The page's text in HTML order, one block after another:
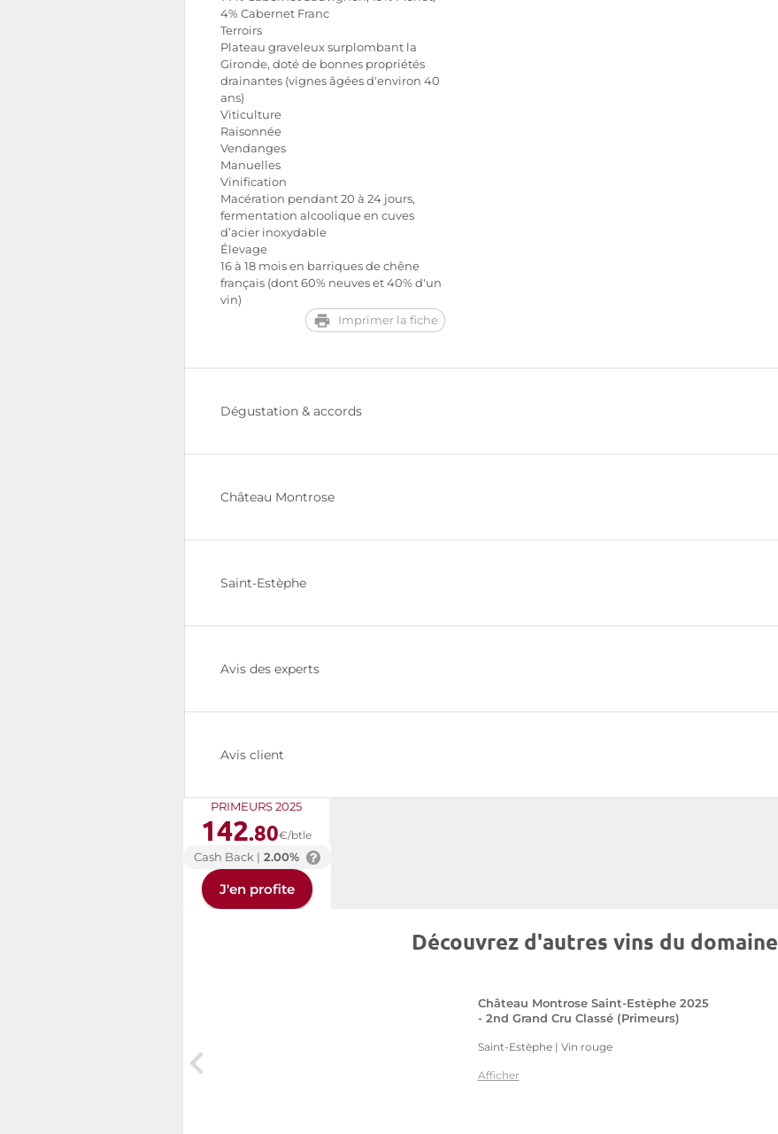
4% Cabernet Franc
Terroirs
Plateau graveleux surplombant la
Gironde, doté de bonnes propriétés
drainantes (vignes âgées d'environ 40
ans)
Viticulture
Raisonnée
Vendanges
Manuelles
Vinification
Macération pendant 20 à 24 jours,
fermentation alcoolique en cuves
d’acier inoxydable
Élevage
16 à 18 mois en barriques de chêne
français (dont 60% neuves et 40% d'un
vin)
Imprimer la fiche
Dégustation & accords
Château Montrose
Saint-Estèphe
Avis des experts
Avis client
PRIMEURS 2025
142.80€/btle
Cash Back | 2.00%
J'en profite
Découvrez d'autres vins du domaine
Château Montrose Saint-Estèphe 2025
- 2nd Grand Cru Classé (Primeurs)
Saint-Estèphe | Vin rouge
Afficher